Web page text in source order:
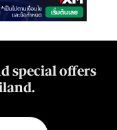
special offers